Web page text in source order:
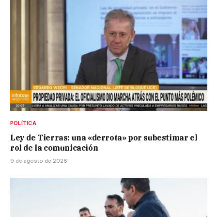
POLÍTICA
Ley de Tierras: una «derrota» por subestimar el
rol de la comunicación
9 de agosto de 2026